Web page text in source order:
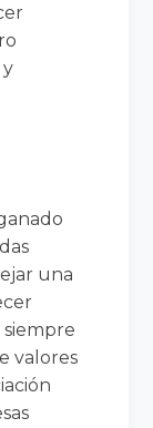
y
una
valores